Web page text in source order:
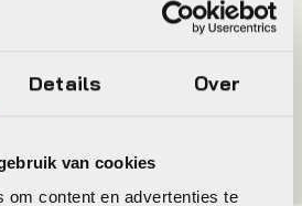
Details Over
van cookies
om content en advertenties te